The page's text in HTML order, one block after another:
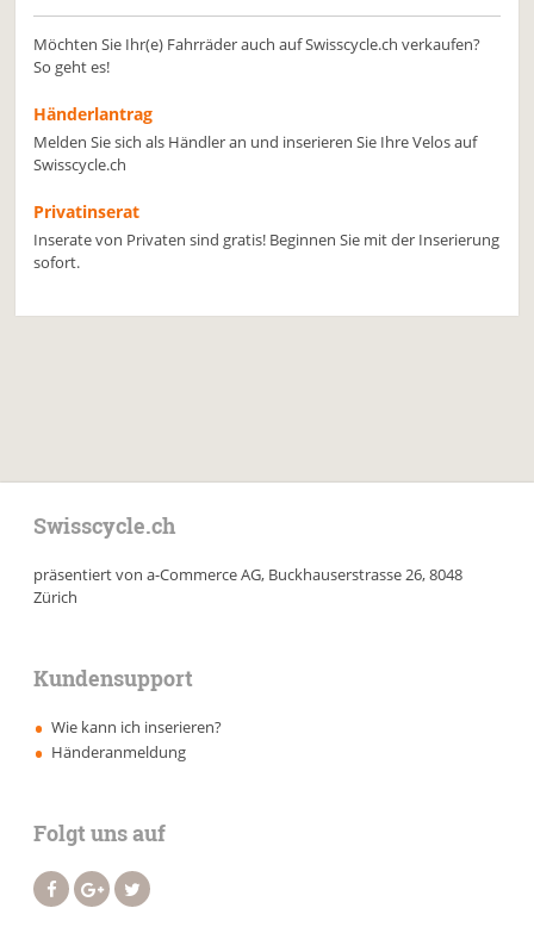
Möchten Sie Ihr(e) Fahrräder auch auf Swisscycle.ch verkaufen?
So geht es!
Händerlantrag
Melden Sie sich als Händler an und inserieren Sie Ihre Velos auf
Swisscycle.ch
Privatinserat
Inserate von Privaten sind gratis! Beginnen Sie mit der Inserierung
sofort.
Swisscycle.ch
präsentiert von a-Commerce AG, Buckhauserstrasse 26, 8048
Zürich
Kundensupport
Wie kann ich inserieren?
Händeranmeldung
Folgt uns auf